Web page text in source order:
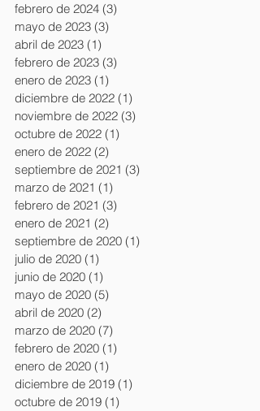
febrero de 2024 (3)
mayo de 2023 (3)
abril de 2023 (1)
febrero de 2023 (3)
enero de 2023 (1)
diciembre de 2022 (1)
noviembre de 2022 (3)
octubre de 2022 (1)
enero de 2022 (2)
septiembre de 2021 (3)
marzo de 2021 (1)
febrero de 2021 (3)
enero de 2021 (2)
septiembre de 2020 (1)
julio de 2020 (1)
junio de 2020 (1)
mayo de 2020 (5)
abril de 2020 (2)
marzo de 2020 (7)
febrero de 2020 (1)
enero de 2020 (1)
diciembre de 2019 (1)
octubre de 2019 (1)